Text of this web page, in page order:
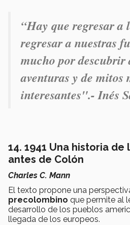
“Hay que regresar a
regresar a nuestras
mucho por descubrir
aventuras y de mitos
interesantes".-Inés
14. 1941 Una historia de
antes de Colón
Charles C. Mann
El texto propone una
precolombino que permite al
desarrollo de los pueblos
llegada de los europeos.